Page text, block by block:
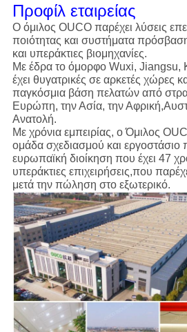
Προφίλ εταιρείας
Ο όμιλος OUCO παρέχει λύσεις
ποιότητας και συστήματα
και υπεράκτιες βιομηχανίες.
Με έδρα το όμορφο Wuxi, Jiangsu,
έχει θυγατρικές σε αρκετές χώρες
παγκόσμια βάση πελατών από
Ευρώπη, την Ασία, την
Ανατολή.
Με χρόνια εμπειρίας, ο Όμιλος
ομάδα σχεδιασμού και εργοστάσιο
ευρωπαϊκή διοίκηση που έχει 47
υπεράκτιες επιχειρήσεις,που
μετά την πώληση στο εξωτερικό.